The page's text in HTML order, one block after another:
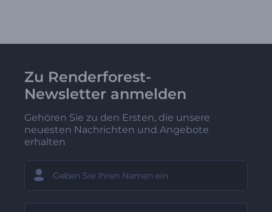
Zu Renderforest-
Newsletter anmelden
Gehören Sie zu den Ersten, die unsere
neuesten Nachrichten und Angebote
erhalten